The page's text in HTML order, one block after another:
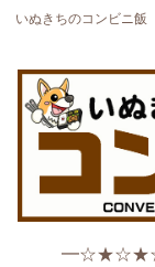
いぬきちのコンビニ